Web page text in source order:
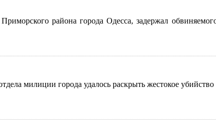
района города Одесса, задержал
милиции города удалось раскрыть жестокое убийство